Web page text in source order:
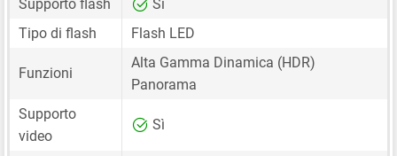
Supporto flash
Sì
Tipo di flash
Flash LED
Funzioni
Alta Gamma Dinamica (HDR)
Panorama
Supporto
video
Sì